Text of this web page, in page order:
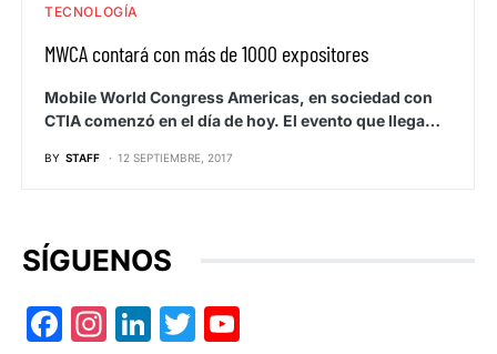
TECNOLOGÍA
MWCA contará con más de 1000 expositores
Mobile World Congress Americas, en sociedad con
CTIA comenzó en el día de hoy. El evento que llega…
BY STAFF 12 SEPTIEMBRE, 2017
SÍGUENOS
Facebook
Instagram
LinkedIn
Twitter